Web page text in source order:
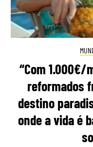
“Com 1.000€/
reformados
destino
onde a vida é